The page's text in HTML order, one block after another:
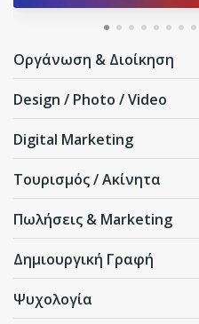
Οργάνωση & Διοίκηση
Design / Photo / Video
Digital Marketing
Τουρισμός / Ακίνητα
Πωλήσεις & Marketing
Δημιουργική Γραφή
Ψυχολογία